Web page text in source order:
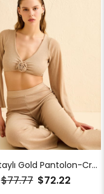
Gül Detaylı Gold Pantolon-Crop Takım
$72.22
$77.77